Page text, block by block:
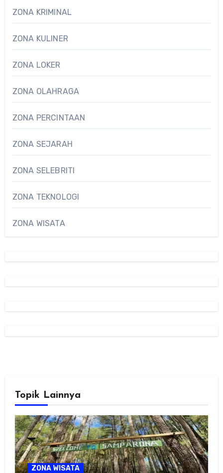
ZONA KRIMINAL
ZONA KULINER
ZONA LOKER
ZONA OLAHRAGA
ZONA PERCINTAAN
ZONA SEJARAH
ZONA SELEBRITI
ZONA TEKNOLOGI
ZONA WISATA
Topik Lainnya
ZONA WISATA